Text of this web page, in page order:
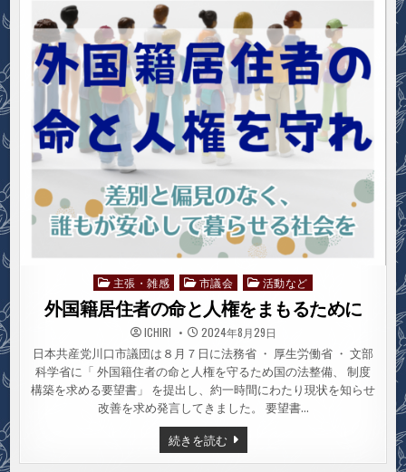
免
の
問
題
に
つ
い
て
Posted
in
主張・雑感 市議会 活動など
外国籍居住者の命と人権をまもるために
ICHIRI 2024年8月29日
日本共産党川口市議団は８月７日に法務省 ・ 厚生労働省 ・ 文部
科学省に「 外国籍住者の命と人権を守るため国の法整備、 制度
構築を求める要望書」 を提出し、約一時間にわたり現状を知らせ
改善を求め発言してきました。 要望書…
続きを読む外
国
籍